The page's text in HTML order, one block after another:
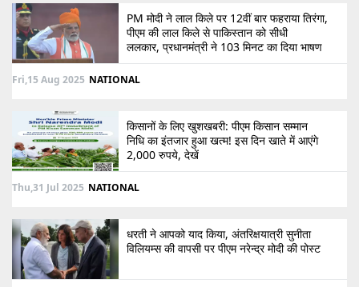
PM मोदी ने लाल किले पर 12वीं बार फहराया तिरंगा,
पीएम की लाल किले से पाकिस्तान को सीधी
ललकार, प्रधानमंत्री ने 103 मिनट का दिया भाषण
Fri,15 Aug 2025 NATIONAL
किसानों के लिए खुशखबरी: पीएम किसान सम्मान
निधि का इंतजार हुआ खत्म! इस दिन खाते में आएंगे
2,000 रुपये, देखें
Thu,31 Jul 2025 NATIONAL
धरती ने आपको याद किया, अंतरिक्षयात्री सुनीता
विलियम्स की वापसी पर पीएम नरेन्द्र मोदी की पोस्ट